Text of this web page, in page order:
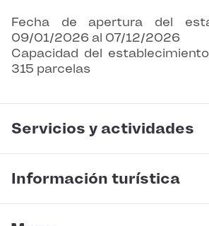
Fecha de apertura del
09/01/2026 al 07/12/2026
Capacidad del
315 parcelas
Servicios y actividades
Información turística